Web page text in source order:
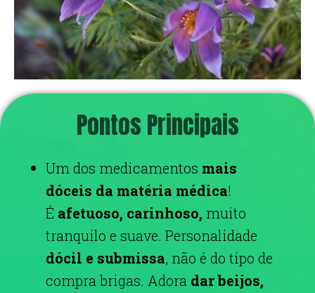
Pontos Principais
Um dos medicamentos mais
dóceis da matéria médica!
É afetuoso, carinhoso, muito
tranquilo e suave. Personalidade
dócil e submissa, não é do tipo de
compra brigas. Adora dar beijos,